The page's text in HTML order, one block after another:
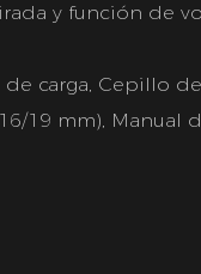
y función de
de carga, Cepillo
19 mm), Manual